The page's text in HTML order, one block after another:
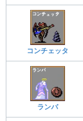
コンチェッタ
ランバ